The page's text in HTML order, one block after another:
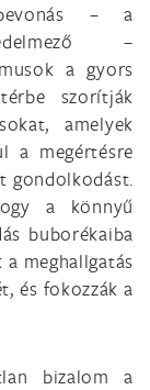
– a
–
a gyors
szorítják
amelyek
a megértésre
gondolkodást.
a könnyű
buborékaiba
meghallgatás
és fokozzák a
bizalom a